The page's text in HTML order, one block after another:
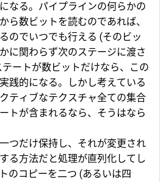
なる。パイプラインの何らかの
ら数ビットを読むのであれば、
のでいつでも行える (そのビッ
に関わらず次のステージに渡さ
ートが数ビットだけなら、この
践的になる。しかし考えている
ティブなテクスチャ全ての集合
トが含まれるなら、そうはなら
つだけ保持し、それが変更され
る方法だと処理が直列化してし
のコピーを二つ (あるいは四